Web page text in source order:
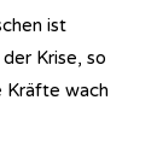
ist
Krise, so
Kräfte wach